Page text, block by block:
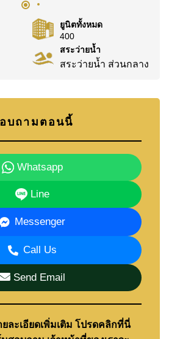
รงเรียนไทยและนานาชาติ
น โรงเรียนอักษรพัทยา บูรพา
มศึกษา และฟีนิกซ์วิทยา
ทยาและโรงพยาบาลกรุงเทพ
งการแพทย์ที่มีคุณภาพอย่าง
ะกาศขาย ถือกรรมสิทธิ์ชื่อต่าง
ค่าธรรมเนียมโอนและภาษีแบ่ง
างผู้ซื้อและผู้ขาย
รณาซื้อ คู่มือฉบับเต็มของเรา
ดไว้ที่:คิดจะซื้ออสังหาริมทรัพย์
Real Estate — ประสบการณ์
ยูนิตทั้งหมด
400
สระว่ายน้ำ
สระว่ายน้ำ ส่วนกลาง
บถามตอนนี้
Whatsapp
Line
Messenger
Call Us
Send Email
ละเอียดเพิ่มเติม โปรดคลิกที่นี่